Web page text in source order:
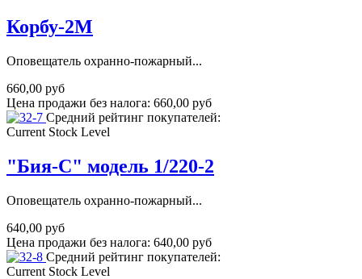
Корбу-2М
Оповещатель охранно-пожарный...
660,00 руб
Цена продажи без налога: 660,00 руб
Средний рейтинг покупателей:
Current Stock Level
"Бия-С" модель 1/220-2
Оповещатель охранно-пожарный...
640,00 руб
Цена продажи без налога: 640,00 руб
Средний рейтинг покупателей:
Current Stock Level